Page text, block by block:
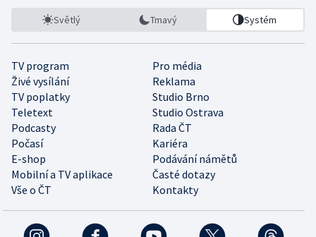
Světlý Tmavý Systém
TV program
Pro média
Živé vysílání
Reklama
TV poplatky
Studio Brno
Teletext
Studio Ostrava
Podcasty
Rada ČT
Počasí
Kariéra
E-shop
Podávání námětů
Mobilní a TV aplikace
Časté dotazy
Vše o ČT
Kontakty